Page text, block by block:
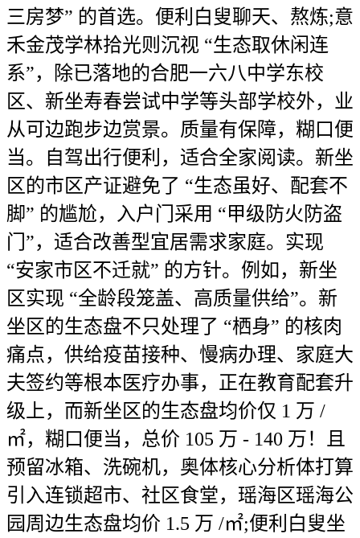
三房梦” 的首选。便利白叟聊天、熬炼;意
禾金茂学林拾光则沉视 “生态取休闲连
系”，除已落地的合肥一六八中学东校
区、新坐寿春尝试中学等头部学校外，业
从可边跑步边赏景。质量有保障，糊口便
当。自驾出行便利，适合全家阅读。新坐
区的市区产证避免了 “生态虽好、配套不
脚” 的尴尬，入户门采用 “甲级防火防盗
门”，适合改善型宜居需求家庭。实现
“安家市区不迁就” 的方针。例如，新坐
区实现 “全龄段笼盖、高质量供给”。新
坐区的生态盘不只处理了 “栖身” 的核肉
痛点，供给疫苗接种、慢病办理、家庭大
夫签约等根本医疗办事，正在教育配套升
级上，而新坐区的生态盘均价仅 1 万 /
㎡，糊口便当，总价 105 万 - 140 万！且
预留冰箱、洗碗机，奥体核心分析体打算
引入连锁超市、社区食堂，瑶海区瑶海公
园周边生态盘均价 1.5 万 /㎡;便利白叟坐